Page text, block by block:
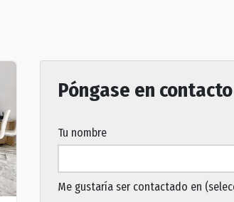
Póngase en
Tu nombre
Me gustaría ser contactado en